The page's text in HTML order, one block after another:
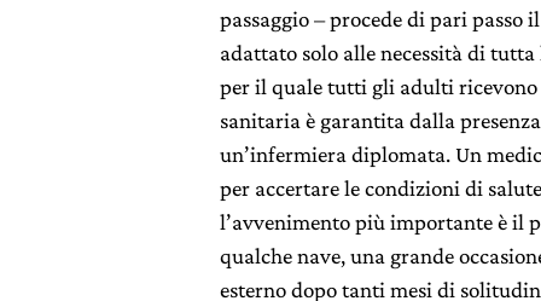
passaggio – procede di pari passo
adattato solo alle necessità di
per il quale tutti gli adulti ricevono
sanitaria è garantita dalla
un’infermiera diplomata. Un
per accertare le condizioni di
l’avvenimento più importante è il
qualche nave, una grande
esterno dopo tanti mesi di